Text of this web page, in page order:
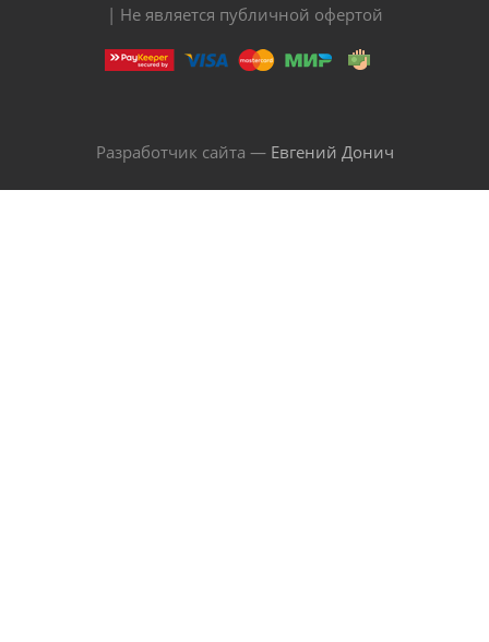
| Не является публичной офертой
Разработчик сайта — Евгений Донич